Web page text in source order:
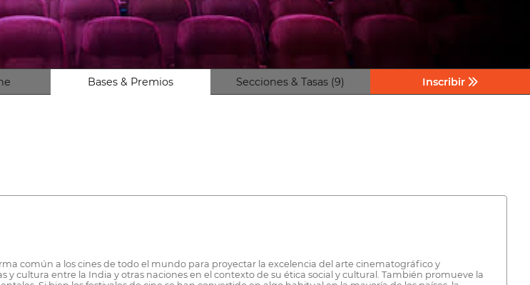
Bases & Premios Secciones & Tasas (9) Inscribir
común a los cines de todo el mundo para proyectar la excelencia del arte cinematográfico y
cultura entre la India y otras naciones en el contexto de su ética social y cultural. También promueve la